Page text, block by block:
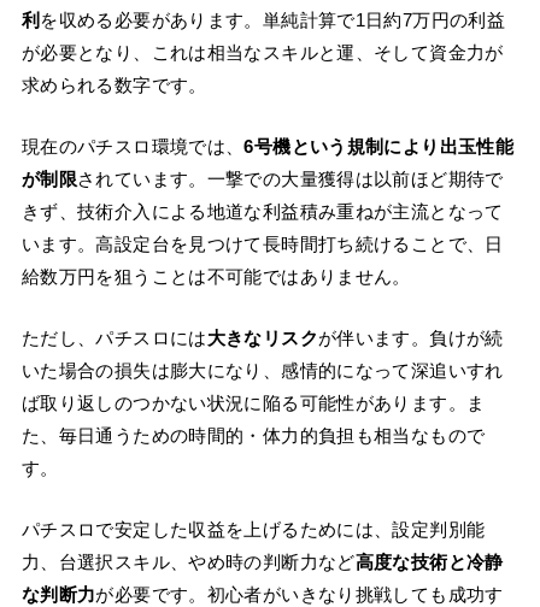
利 を収める必要があります。単純計算で1日約7万円の利益
が必要となり、これは相当なスキルと運、そして資金力が
求められる数字です。
現在のパチスロ環境では、6号機という規制により出玉性能
が制限されています。一撃での大量獲得は以前ほど期待で
きず、技術介入による地道な利益積み重ねが主流となって
います。高設定台を見つけて長時間打ち続けることで、日
給数万円を狙うことは不可能ではありません。
ただし、パチスロには大きなリスクが伴います。負けが続
いた場合の損失は膨大になり、感情的になって深追いすれ
ば取り返しのつかない状況に陥る可能性があります。ま
た、毎日通うための時間的・体力的負担も相当なもので
す。
パチスロで安定した収益を上げるためには、設定判別能
力、台選択スキル、やめ時の判断力など高度な技術と冷静
な判断力が必要です。初心者がいきなり挑戦しても成功す